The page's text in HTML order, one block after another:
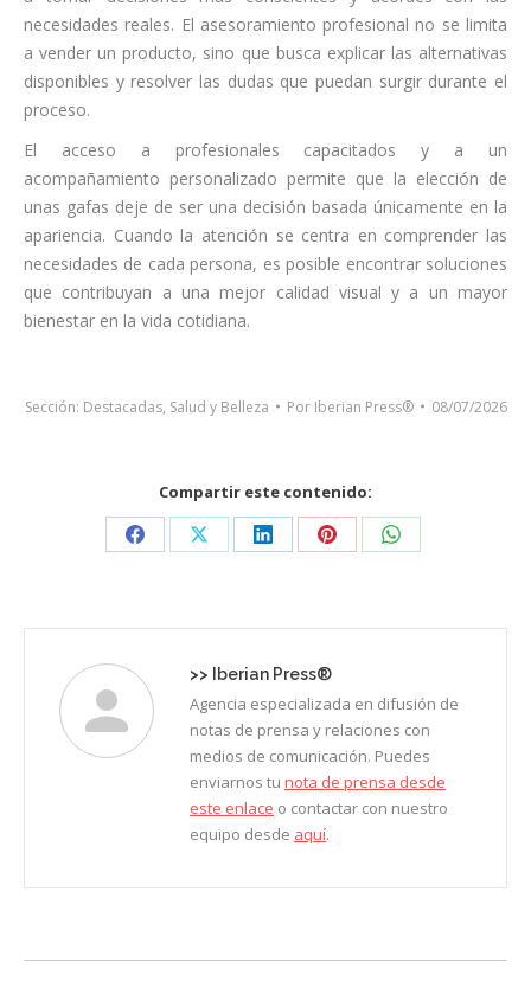
necesidades reales. El asesoramiento profesional no se limita
a vender un producto, sino que busca explicar las alternativas
disponibles y resolver las dudas que puedan surgir durante el
proceso.
El acceso a profesionales capacitados y a un
acompañamiento personalizado permite que la elección de
unas gafas deje de ser una decisión basada únicamente en la
apariencia. Cuando la atención se centra en comprender las
necesidades de cada persona, es posible encontrar soluciones
que contribuyan a una mejor calidad visual y a un mayor
bienestar en la vida cotidiana.
Sección: Destacadas, Salud y Belleza Por Iberian Press® 08/07/2026
Compartir este contenido:
Share Share Share Share Share
>> Iberian Press®
Agencia especializada en difusión de
notas de prensa y relaciones con
medios de comunicación. Puedes
enviarnos tu nota de prensa desde
este enlace o contactar con nuestro
equipo desde aquí.